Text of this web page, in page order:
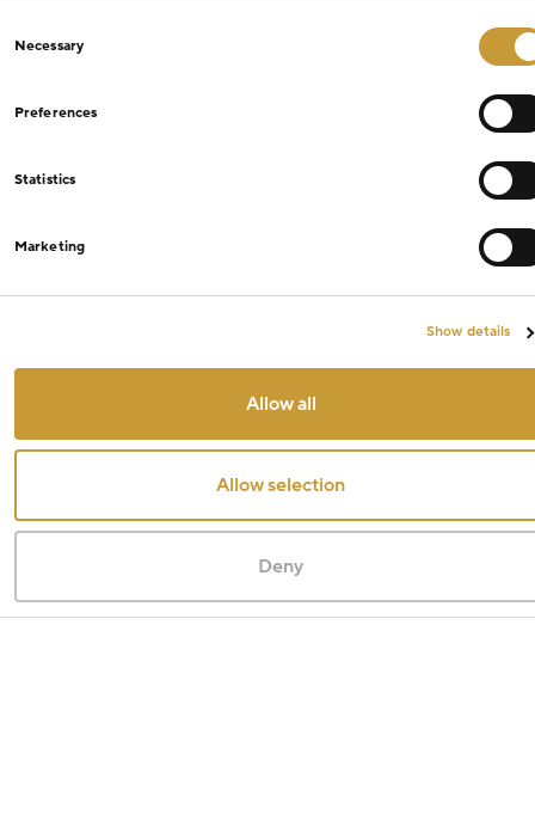
Selection
Necessary
Preferences
Statistics
Marketing
Show details
Allow all
Allow selection
Deny